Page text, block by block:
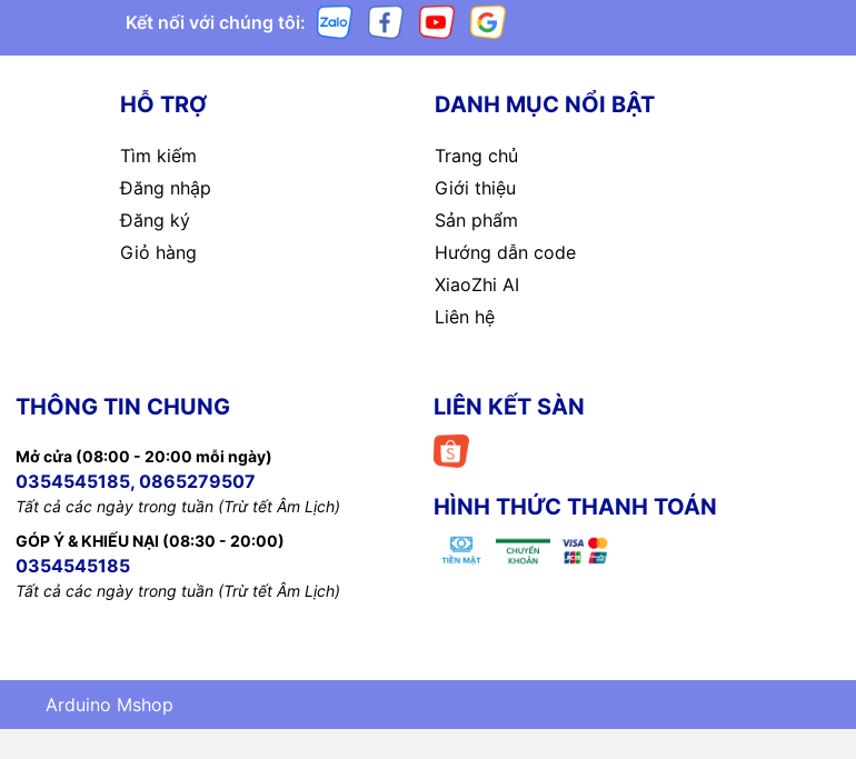
Kết nối với chúng tôi:
HỖ TRỢ
Tìm kiếm
Đăng nhập
Đăng ký
Giỏ hàng
DANH MỤC NỔI BẬT
Trang chủ
Giới thiệu
Sản phẩm
Hướng dẫn code
XiaoZhi AI
Liên hệ
THÔNG TIN CHUNG
Mở cửa (08:00 - 20:00 mỗi ngày)
0354545185, 0865279507
Tất cả các ngày trong tuần (Trừ tết Âm Lịch)
GÓP Ý & KHIẾU NẠI (08:30 - 20:00)
0354545185
Tất cả các ngày trong tuần (Trừ tết Âm Lịch)
LIÊN KẾT SÀN
HÌNH THỨC THANH TOÁN
Arduino Mshop